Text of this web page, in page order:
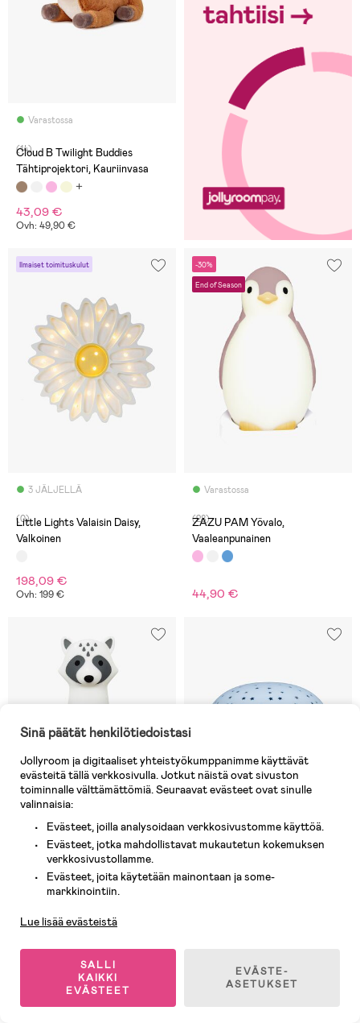
Varastossa
(14)
Cloud B Twilight Buddies
Tähtiprojektori, Kauriinvasa
43,09 €
Ovh: 49,90 €
Ilmaiset toimituskulut
3 JÄLJELLÄ
(0)
Little Lights Valaisin Daisy,
Valkoinen
198,09 €
Ovh: 199 €
-30%
End of Season
Varastossa
(28)
ZAZU PAM Yövalo,
Vaaleanpunainen
44,90 €
3 JÄLJELLÄ
bblüv Yövalo Taskulamppu 2-in-1
28,09 €
36,90 €
Sinä päätät henkilötiedoistasi
Jollyroom ja digitaaliset yhteistyökumppanimme käyttävät
evästeitä tällä verkkosivulla. Jotkut näistä ovat sivuston
toiminnalle välttämättömiä. Seuraavat evästeet ovat sinulle
valinnaisia:
Evästeet, joilla analysoidaan verkkosivustomme käyttöä.
Evästeet, jotka mahdollistavat mukautetun kokemuksen
verkkosivustollamme.
Evästeet, joita käytetään mainontaan ja some-
markkinointiin.
Lue lisää evästeistä
SALLI
KAIKKI
EVÄSTEET
EVÄSTE-
ASETUKSET